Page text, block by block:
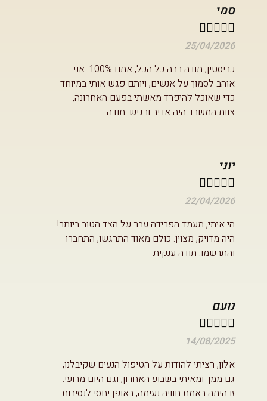
סמי

25/04/2026
כריסטין, תודה רבה כל הכל, אתם 100%. אני
אוהב לסמוך על אנשים, ויותם פגש אותי במיוחד
כדי שאוכל להיפרד מאשתי בפעם האחרונה,
צוות המשרד היה אדיב ורגיש. תודה
יוני

22/04/2026
הי איתי, מעמד הפרידה עבר על הצד הטוב ביותר!
היה מדויק, מצוין. כולם מאוד התרגשו, התחברו
והתרשמו. תודה ענקית
נועם

14/08/2025
אלון, רציתי להודות על הטיפול הנעים שקיבלנו,
גם ממך ומאיתי בשבוע האחרון, וגם היום מרועי.
זו היתה באמת חוויה נעימה, באופן יחסי לנסיבות.